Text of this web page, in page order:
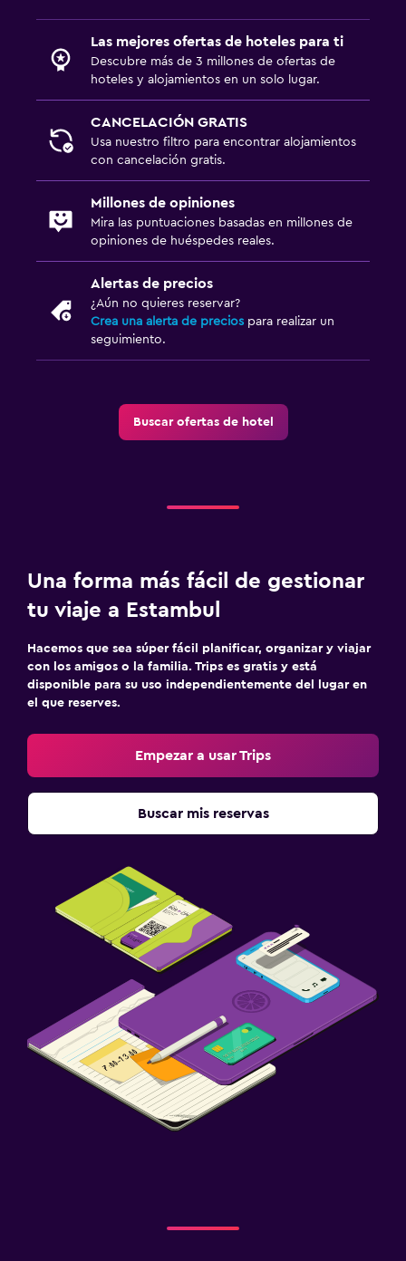
Plancha y tabla de planchar
Camas extralargas (+2 m)
Enchufe cerca de la cama
Perchero
Armario o clóset
Estacionamiento y transporte
Estacionamiento
Servicio de traslado (cargo adicional)
Traslado aeropuerto
Buffet infantil
Zona de trabajo
Fax/fotocopiadora
Escritorio
Las mejores ofertas de hoteles para ti
Descubre más de 3 millones de ofertas de
hoteles y alojamientos en un solo lugar.
CANCELACIÓN GRATIS
Usa nuestro filtro para encontrar alojamientos
con cancelación gratis.
Millones de opiniones
Mira las puntuaciones basadas en millones de
opiniones de huéspedes reales.
Alertas de precios
¿Aún no quieres reservar?
Crea una alerta de precios para realizar un
seguimiento.
Buscar ofertas de hotel
Una forma más fácil de gestionar
tu viaje a Estambul
Hacemos que sea súper fácil planificar, organizar y viajar
con los amigos o la familia. Trips es gratis y está
disponible para su uso independientemente del lugar en
el que reserves.
Empezar a usar Trips
Buscar mis reservas